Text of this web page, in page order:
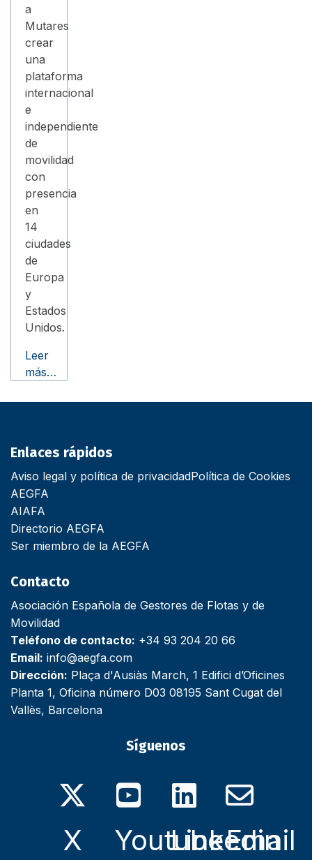
a
Mutares
crear
una
plataforma
internacional
e
independiente
de
movilidad
con
presencia
en
14
ciudades
de
Europa
y
Estados
Unidos.
Leer
más…
Enlaces rápidos
Aviso legal y política de privacidadPolítica de Cookies
AEGFA
AIAFA
Directorio AEGFA
Ser miembro de la AEGFA
Contacto
Asociación Española de Gestores de Flotas y de
Movilidad
Teléfono de contacto: +34 93 204 20 66
Email: info@aegfa.com
Dirección: Plaça d'Ausiàs March, 1 Edifici d’Oficines
Planta 1, Oficina número D03 08195 Sant Cugat del
Vallès, Barcelona
Síguenos
X YoutubeLinkedin
Email